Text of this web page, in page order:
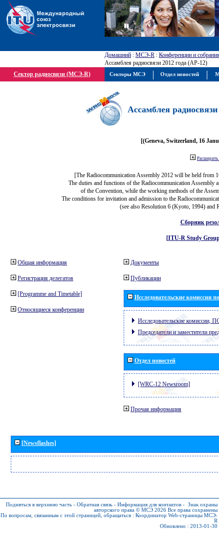
Домашний : МСЭ-R : Конференции и
Ассамблея радиосвязи 2012 года (АР-12)
Сектор радиосвязи (МСЭ-R)
Ассамблея
[(Geneva, Switzerland, 16
Расширить
[The Radiocommunication Assembly 2012 will be held from
The duties and functions of the Radiocommunication
of the Convention, while the working methods of the
The conditions for invitation and admission to the
(see also Resolution 6 (Kyoto, 1994) and
Сборник
[ITU-R Study
Общая информация
Регистрация делегатов
[Programme and Timetable]
Относящиеся конференции
Документы
Публикации
Исследовательские комиссии
Исследовательские комиссии,
Председатели и заместители
Отдел новостей
[WRC-12 Newsroom]
Прочая информация
[Newsflashes]
Подняться в верхнюю часть - Обратная связь - Информация для контактов - Знак охраны
авторского права © МСЭ 2026 Все права сохранены
По вопросам, связанным с этой страницей, обращаться : Координатор Web-страницы МСЭ-
R
Обновлено : 2013-01-30
Секторы МСЭ Отдел новостей